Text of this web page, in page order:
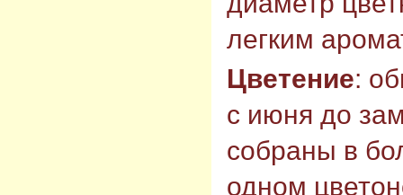
легким
Цветение:
с июня до
собраны в
одном